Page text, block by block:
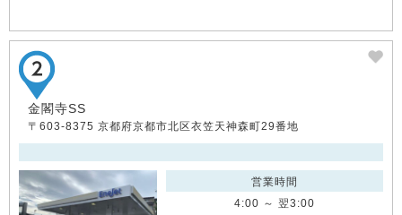
金閣寺SS
〒603-8375 京都府京都市北区衣笠天神森町29番地
営業時間
4:00 ～ 翌3:00